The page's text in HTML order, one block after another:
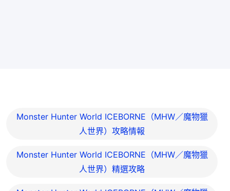
Monster Hunter World ICEBORNE（MHW／魔物獵
人世界）攻略情報
Monster Hunter World ICEBORNE（MHW／魔物獵
人世界）精選攻略